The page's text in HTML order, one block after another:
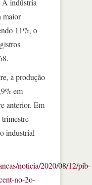
A indústria
maior
11%, o
a produção
em
anterior. Em
industrial
noticia/2020/08/12/pib-
no-2o-